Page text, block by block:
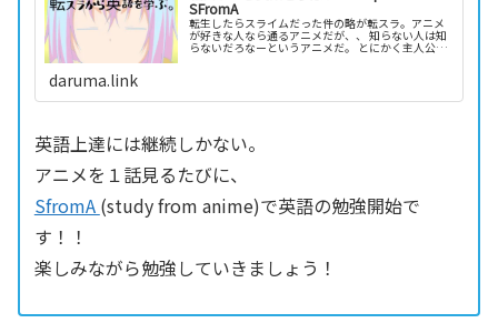
SFromA
転生したらスライムだった件の略が転スラ。アニメ
が好きな人なら通るアニメだが、、 知らない人は知
らないだろなーというアニメだ。 とにかく主人公が
daruma.link
英語上達には継続しかない。
アニメを１話見るたびに、
SfromA (study from anime)で英語の勉強開始で
す！！
楽しみながら勉強していきましょう！